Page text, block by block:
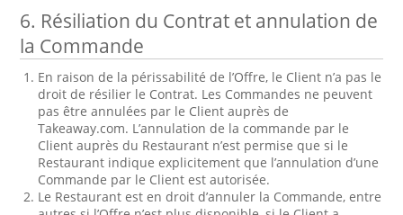
6. Résiliation du Contrat et annulation de
la Commande
En raison de la périssabilité de l’Offre, le Client n’a pas le
droit de résilier le Contrat. Les Commandes ne peuvent
pas être annulées par le Client auprès de
Takeaway.com. L’annulation de la commande par le
Client auprès du Restaurant n’est permise que si le
Restaurant indique explicitement que l’annulation d’une
Commande par le Client est autorisée.
Le Restaurant est en droit d’annuler la Commande, entre